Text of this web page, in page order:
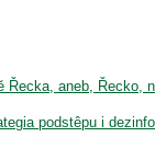
aneb, Řecko,
podstêpu i